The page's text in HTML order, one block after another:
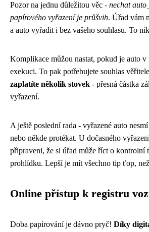
Pozor na jednu důležitou věc - nechat auto
papírového vyřazení je průšvih. Úřad vám
a auto vyřadit i bez vašeho souhlasu. To
Komplikace můžou nastat, pokud je auto v
exekuci. To pak potřebujete souhlas
zaplatíte několik stovek - přesná částka
vyřazení.
A ještě poslední rada - vyřazené auto
nebo někde protékat. U dočasného
připraveni, že si úřad může říct o kontrolní
prohlídku. Lepší je mít všechno tip ťop,
Online přístup k registru
Doba papírování je dávno pryč! Díky